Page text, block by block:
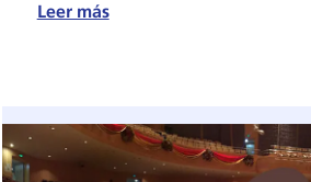
Leer más:
disfrutar
una